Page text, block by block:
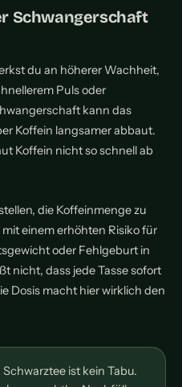
Schwangerschaft
du an höherer Wachheit,
Puls oder
kann das
Koffein langsamer abbaut.
Koffein nicht so schnell ab
die Koffeinmenge zu
einem erhöhten Risiko für
oder Fehlgeburt in
nicht, dass jede Tasse sofort
Dosis macht hier wirklich den
ist kein Tabu.